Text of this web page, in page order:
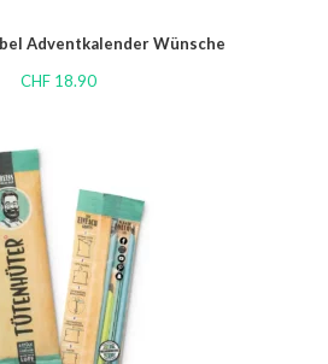
Adventkalender Wünsche
CHF18.90